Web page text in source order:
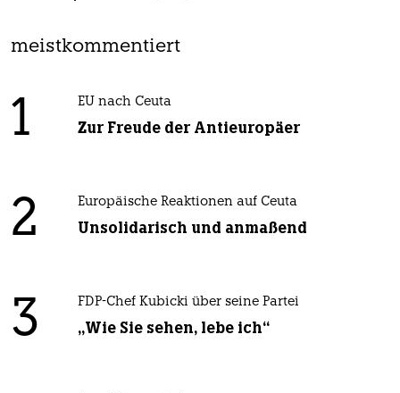
meistkommentiert
1 EU nach Ceuta
Zur Freude der Antieuropäer
2 Europäische Reaktionen auf Ceuta
Unsolidarisch und anmaßend
3 FDP-Chef Kubicki über seine Partei
„Wie Sie sehen, lebe ich“